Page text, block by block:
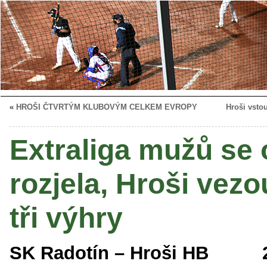
« HROŠI ČTVRTÝM KLUBOVÝM CELKEM EVROPY Hroši
Extraliga mužů se
rozjela, Hroši
tři výhry
SK Radotín – Hroši HB